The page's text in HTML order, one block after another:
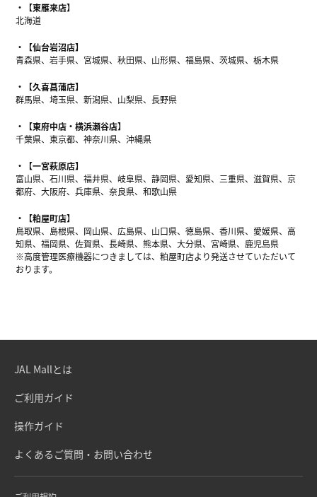
【東雁来店】
北海道
【仙台岩沼店】
青森県、岩手県、宮城県、秋田県、山形県、福島県、茨城県、栃木県
【久喜菖蒲店】
群馬県、埼玉県、新潟県、山梨県、長野県
【東府中店・横浜瀬谷店】
千葉県、東京都、神奈川県、沖縄県
【一宮萩原店】
富山県、石川県、福井県、岐阜県、静岡県、愛知県、三重県、滋賀県、京
都府、大阪府、兵庫県、奈良県、和歌山県
【粕屋町店】
鳥取県、島根県、岡山県、広島県、山口県、徳島県、香川県、愛媛県、高
知県、福岡県、佐賀県、長崎県、熊本県、大分県、宮崎県、鹿児島県
※高度管理医療機器につきましては、粕屋町店より発送させていただいて
おります。
JAL Mallとは
ご利用ガイド
操作ガイド
よくあるご質問・お問い合わせ